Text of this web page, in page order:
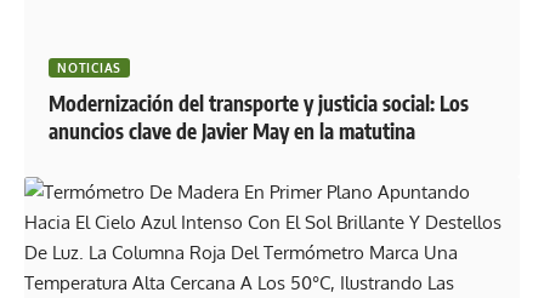
NOTICIAS
Modernización del transporte y justicia social: Los
anuncios clave de Javier May en la matutina